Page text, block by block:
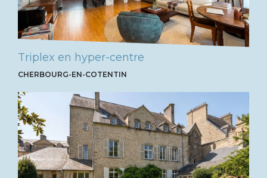
Triplex en hyper-centre
CHERBOURG-EN-COTENTIN